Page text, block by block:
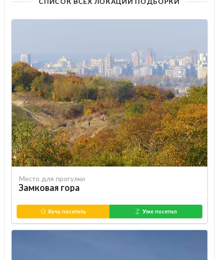
Место для прогулки
Замковая гора
Хочу посетить Уже посетил